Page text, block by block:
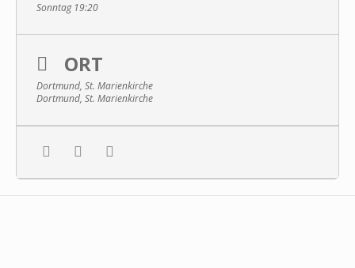
Sonntag 19:20
ORT
Dortmund, St. Marienkirche
Dortmund, St. Marienkirche